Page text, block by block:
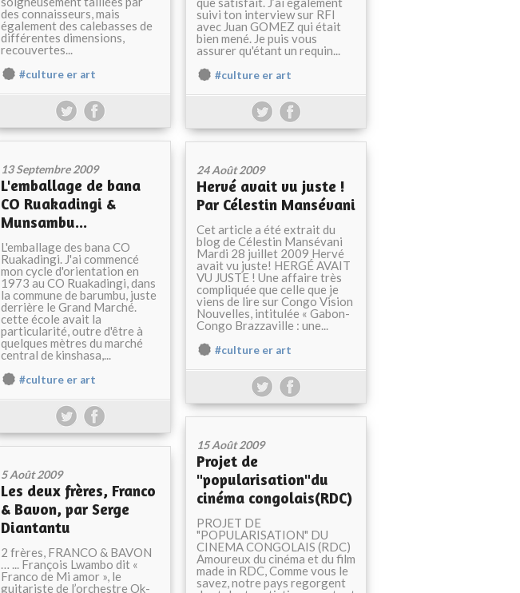
suivi ton interview sur RFI
avec Juan GOMEZ qui était
bien mené. Je puis vous
assurer qu'étant un requin...
#culture er art
des connaisseurs, mais
également des calebasses de
différentes dimensions,
recouvertes...
#culture er art
13 Septembre 2009
L'emballage de bana
CO Ruakadingi &
Munsambu...
L'emballage des bana CO
Ruakadingi. J'ai commencé
mon cycle d'orientation en
1973 au CO Ruakadingi, dans
la commune de barumbu, juste
derrière le Grand Marché.
cette école avait la
particularité, outre d'être à
quelques mètres du marché
central de kinshasa,...
#culture er art
24 Août 2009
Hervé avait vu juste !
Par Célestin Mansévani
Cet article a été extrait du
blog de Célestin Mansévani
Mardi 28 juillet 2009 Hervé
avait vu juste! HERGÉ AVAIT
VU JUSTE ! Une affaire très
compliquée que celle que je
viens de lire sur Congo Vision
Nouvelles, intitulée « Gabon-
Congo Brazzaville : une...
#culture er art
15 Août 2009
Projet de
"popularisation"du
cinéma congolais(RDC)
PROJET DE
"POPULARISATION" DU
CINEMA CONGOLAIS (RDC)
Amoureux du cinéma et du film
made in RDC, Comme vous le
savez, notre pays regorgent
5 Août 2009
Les deux frères, Franco
& Bavon, par Serge
Diantantu
2 frères, FRANCO & BAVON
… ... François Lwambo dit «
Franco de Mi amor », le
guitariste de l’orchestre Ok-